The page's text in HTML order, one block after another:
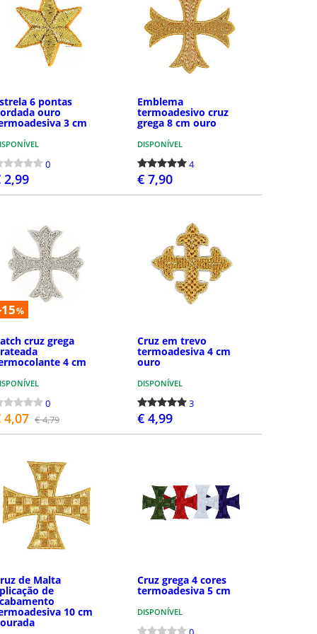
6 pontas
ouro
3 cm
0
2,99
Emblema
termoadesivo cruz
grega 8 cm ouro
DISPONÍVEL
4
€ 7,90
%
cruz grega
4 cm
0
4,07 € 4,79
Cruz em trevo
termoadesiva 4 cm
ouro
DISPONÍVEL
3
€ 4,99
de Malta
de
10 cm
Cruz grega 4 cores
termoadesiva 5 cm
DISPONÍVEL